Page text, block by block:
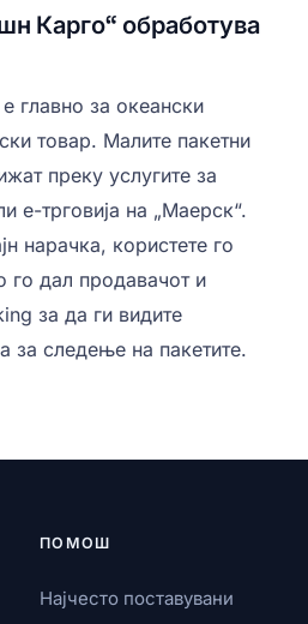
Карго“ обработува
главно за океански
товар. Малите пакетни
преку услугите за
е-трговија на „Маерск“.
нарачка, користете го
го дал продавачот и
за да ги видите
за следење на пакетите.
ПОМОШ
Најчесто поставувани